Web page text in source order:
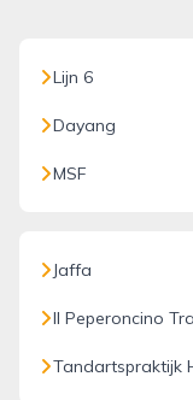
Lijn 6
Dayang
MSF
Jaffa
Il Peperoncino
Tandartspraktijk